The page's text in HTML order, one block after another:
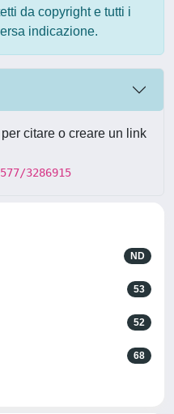
da copyright e tutti i
indicazione.
citare o creare un link
3286915
ND
53
52
68